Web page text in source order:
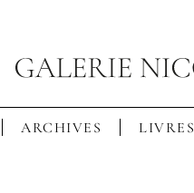
ARCHIVES LIVRES